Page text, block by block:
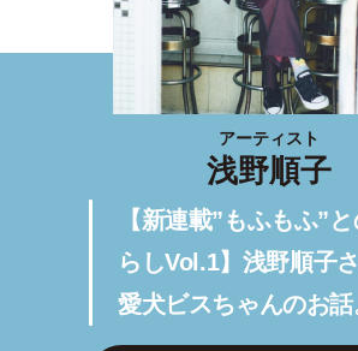
アーティスト
浅野順子
【新連載”もふもふ”
らしVol.1】浅野順子
愛犬ビスちゃんのお話